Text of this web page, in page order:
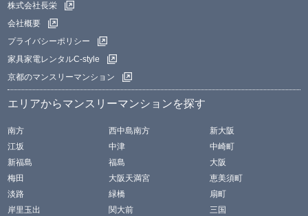
株式会社長栄
会社概要
プライバシーポリシー
家具家電レンタルC-style
京都のマンスリーマンション
エリアからマンスリーマンションを探す
南方 西中島南方
新大阪
江坂
中津
中崎町
新福島
福島
大阪
梅田
大阪天満宮
恵美須町
淡路
緑橋
扇町
岸里玉出
関大前
三国